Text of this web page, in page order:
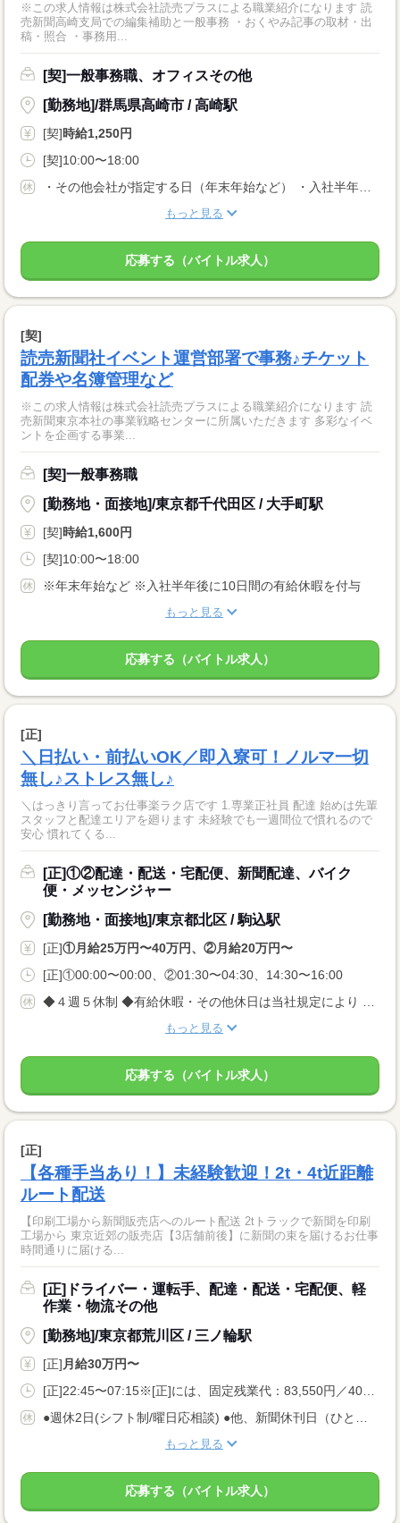
※この求人情報は株式会社読売プラスによる職業紹介になります 読
売新聞高崎支局での編集補助と一般事務 ・おくやみ記事の取材・出
稿・照合 ・事務用...
[契]一般事務職、オフィスその他
[勤務地]/群馬県高崎市 / 高崎駅
[契]時給1,250円
[契]10:00〜18:00
・その他会社が指定する日（年末年始など） ・入社半年後に有給休暇付与
もっと見る
応募する（バイトル求人）
[契]
読売新聞社イベント運営部署で事務♪チケット
配券や名簿管理など
※この求人情報は株式会社読売プラスによる職業紹介になります 読
売新聞東京本社の事業戦略センターに所属いただきます 多彩なイベ
ントを企画する事業...
[契]一般事務職
[勤務地・面接地]/東京都千代田区 / 大手町駅
[契]時給1,600円
[契]10:00〜18:00
※年末年始など ※入社半年後に10日間の有給休暇を付与
もっと見る
応募する（バイトル求人）
[正]
＼日払い・前払いOK／即入寮可！ノルマ一切
無し♪ストレス無し♪
＼はっきり言ってお仕事楽ラク店です 1.専業正社員 配達 始めは先輩
スタッフと配達エリアを廻ります 未経験でも一週間位で慣れるので
安心 慣れてくる...
[正]①②配達・配送・宅配便、新聞配達、バイク
便・メッセンジャー
[勤務地・面接地]/東京都北区 / 駒込駅
[正]①月給25万円〜40万円、②月給20万円〜
[正]①00:00〜00:00、②01:30〜04:30、14:30〜16:00
◆４週５休制 ◆有給休暇・その他休日は当社規定により ◆日曜・祝日は短縮勤務でOK
もっと見る
応募する（バイトル求人）
[正]
【各種手当あり！】未経験歓迎！2t・4t近距離
ルート配送
【印刷工場から新聞販売店へのルート配送 2tトラックで新聞を印刷
工場から 東京近郊の販売店【3店舗前後】に新聞の束を届けるお仕事
時間通りに届ける...
[正]ドライバー・運転手、配達・配送・宅配便、軽
作業・物流その他
[勤務地]/東京都荒川区 / 三ノ輪駅
[正]月給30万円〜
[正]22:45〜07:15※[正]には、固定残業代：83,550円／40時間相当分が含まれます。<BR>※上記を超えて残業をした場合は、別途残業代をお支払します。
●週休2日(シフト制/曜日応相談) ●他、新聞休刊日（ひと月に１回） ●日曜・祝日は半休。朝刊業務のみ ●慶弔休暇あり ●年次有給休暇（2025年度も有給休暇取得率100％）
もっと見る
応募する（バイトル求人）